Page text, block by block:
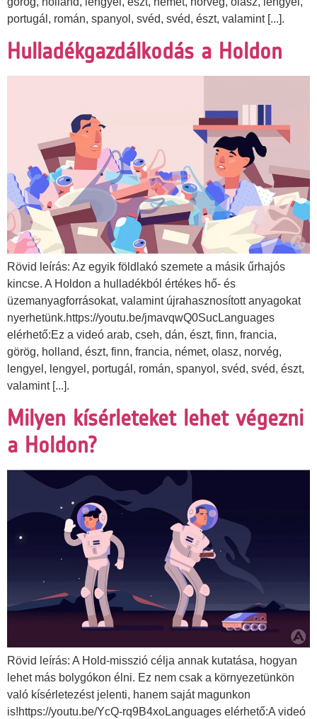
portugál, román, spanyol, svéd, svéd, észt, valamint [...].
Hulladékgazdálkodás a Holdon
Rövid leírás: Az egyik földlakó szemete a másik űrhajós
kincse. A Holdon a hulladékból értékes hő- és
üzemanyagforrásokat, valamint újrahasznosított anyagokat
nyerhetünk.https://youtu.be/jmavqwQ0SucLanguages
elérhető:Ez a videó arab, cseh, dán, észt, finn, francia,
görög, holland, észt, finn, francia, német, olasz, norvég,
lengyel, lengyel, portugál, román, spanyol, svéd, svéd, észt,
valamint [...].
Milyen kísérleteket lehet végezni
a Holdon?
Rövid leírás: A Hold-misszió célja annak kutatása, hogyan
lehet más bolygókon élni. Ez nem csak a környezetünkön
való kísérletezést jelenti, hanem saját magunkon
is!https://youtu.be/YcQ-rq9B4xoLanguages elérhető:A videó